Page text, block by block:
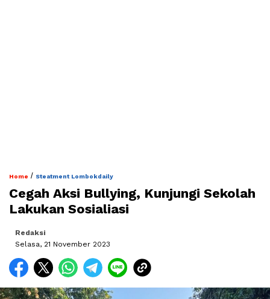
Home / Steatment Lombokdaily
Cegah Aksi Bullying, Kunjungi Sekolah
Lakukan Sosialiasi
Redaksi
Selasa, 21 November 2023